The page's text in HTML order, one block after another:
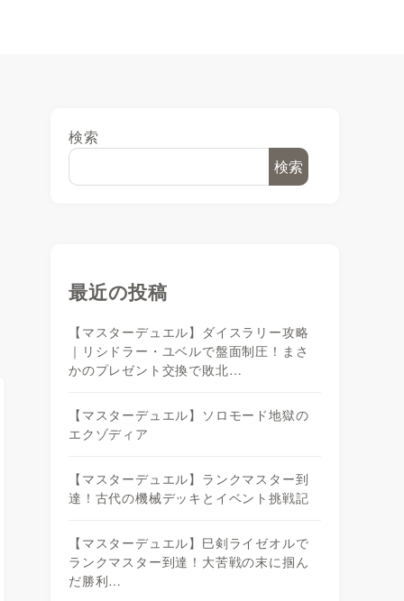
検索
検索
最近の投稿
【マスターデュエル】ダイスラリー攻略
｜リシドラー・ユベルで盤面制圧！まさ
かのプレゼント交換で敗北…
【マスターデュエル】ソロモード地獄の
エクゾディア
【マスターデュエル】ランクマスター到
達！古代の機械デッキとイベント挑戦記
【マスターデュエル】巳剣ライゼオルで
ランクマスター到達！大苦戦の末に掴ん
だ勝利…